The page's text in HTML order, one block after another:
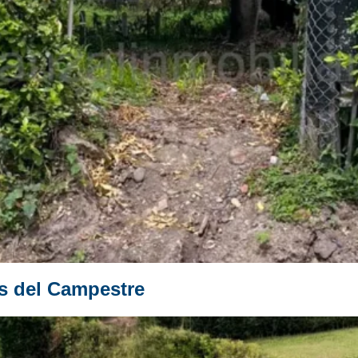
del Campestre